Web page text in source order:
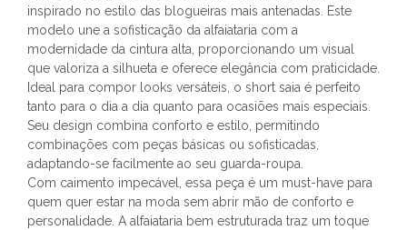
inspirado no estilo das blogueiras mais antenadas. Este
modelo une a sofisticação da alfaiataria com a
modernidade da cintura alta, proporcionando um visual
que valoriza a silhueta e oferece elegância com praticidade.
Ideal para compor looks versáteis, o short saia é perfeito
tanto para o dia a dia quanto para ocasiões mais especiais.
Seu design combina conforto e estilo, permitindo
combinações com peças básicas ou sofisticadas,
adaptando-se facilmente ao seu guarda-roupa.
Com caimento impecável, essa peça é um must-have para
quem quer estar na moda sem abrir mão de conforto e
personalidade. A alfaiataria bem estruturada traz um toque